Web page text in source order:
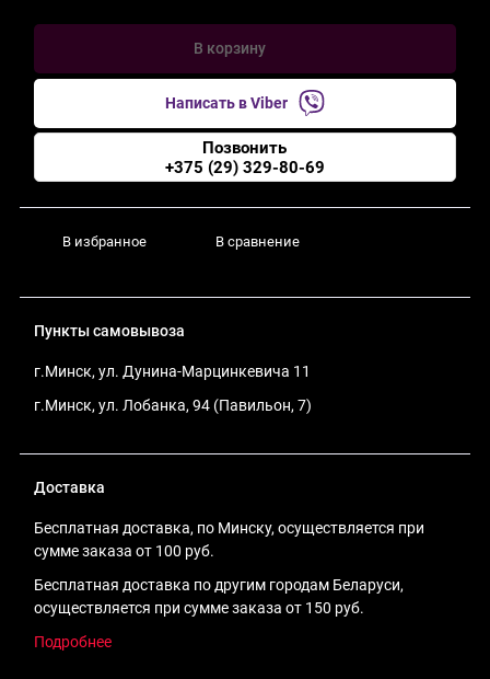
В корзину
Написать в Viber
Позвонить
+375 (29) 329-80-69
В избранное В сравнение
Доставка
Бесплатная доставка, по Минску, осуществляется при
сумме заказа от 100 руб.
Бесплатная доставка по другим городам Беларуси,
осуществляется при сумме заказа от 150 руб.
Подробнее
Пункты самовывоза
г.Минск, ул. Дунина-Марцинкевича 11
г.Минск, ул. Лобанка, 94 (Павильон, 7)